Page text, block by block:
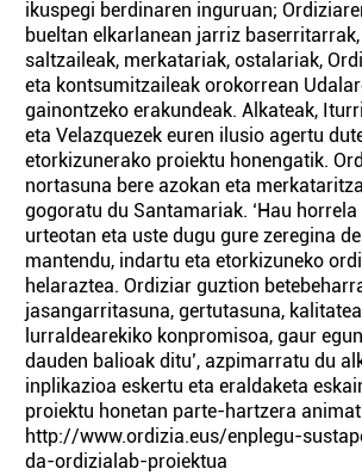
ikuspegi berdinaren inguruan;
bueltan elkarlanean jarriz
saltzaileak, merkatariak, ostalariak,
eta kontsumitzaileak orokorrean
gainontzeko erakundeak. Alkateak,
eta Velazquezek euren ilusio agertu
etorkizunerako proiektu honengatik.
nortasuna bere azokan eta
gogoratu du Santamariak. ‘Hau
urteotan eta uste dugu gure zeregina
mantendu, indartu eta etorkizuneko
helaraztea. Ordiziar guztion
jasangarritasuna, gertutasuna,
lurraldearekiko konpromisoa, gaur
dauden balioak ditu’, azpimarratu du
inplikazioa eskertu eta eraldaketa
proiektu honetan parte-hartzera
http://www.ordizia.eus/enplegu-
da-ordizialab-proiektua